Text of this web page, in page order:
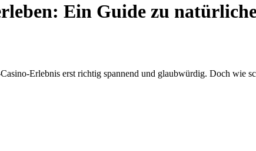
Ein Guide zu
Erlebnis erst richtig spannend und glaubwürdig. Doch wie